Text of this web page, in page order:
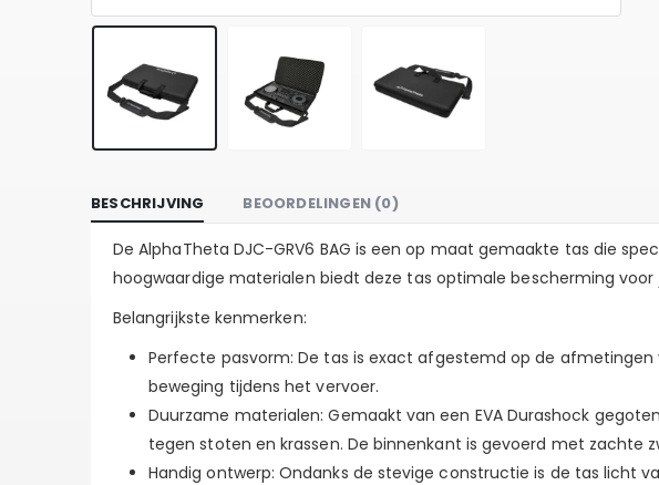
BESCHRIJVING BEOORDELINGEN (0)
De AlphaTheta DJC-GRV6 BAG is een op maat gemaakte tas die
hoogwaardige materialen biedt deze tas optimale bescherming
Belangrijkste kenmerken:
Perfecte pasvorm: De tas is exact afgestemd op de afmetingen
beweging tijdens het vervoer.
Duurzame materialen: Gemaakt van een EVA Durashock
tegen stoten en krassen. De binnenkant is gevoerd met zachte
Handig ontwerp: Ondanks de stevige constructie is de tas licht